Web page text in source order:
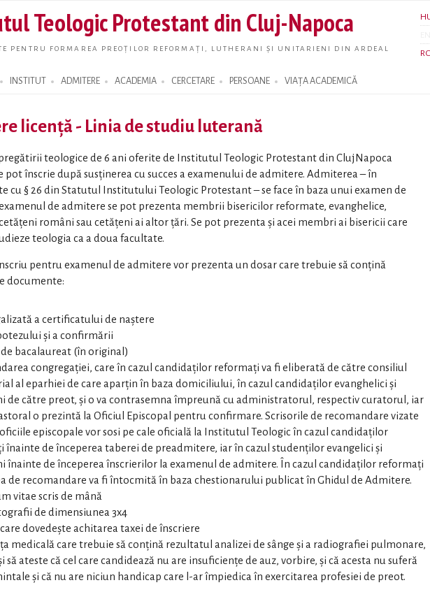
main
content
Teologic Protestant din Cluj-Napoca
PENTRU FORMAREA PREOȚILOR REFORMAȚI, LUTHERANI ȘI UNITARIENI DIN ARDEAL
INSTITUT ADMITERE ACADEMIA CERCETARE PERSOANE VIAȚA ACADEMICĂ
licență - Linia de studiu luterană
pregătirii teologice de 6 ani oferite de Institutul Teologic Protestant din ClujNapoca
pot înscrie după susţinerea cu succes a examenului de admitere. Admiterea – în
cu § 26 din Statutul Institutului Teologic Protestant – se face în baza unui examen de
de admitere se pot prezenta membrii bisericilor reformate, evanghelice,
români sau cetăţeni ai altor ţări. Se pot prezenta şi acei membri ai bisericii care
teologia ca a doua facultate.
pentru examenul de admitere vor prezenta un dosar care trebuie să conţină
documente:
a certificatului de naştere
şi a confirmării
bacalaureat (în original)
congregaţiei, care în cazul candidaţilor reformaţi va fi eliberată de către consiliul
al eparhiei de care aparţin în baza domiciliului, în cazul candidaţilor evanghelici şi
de către preot, şi o va contrasemna împreună cu administratorul, respectiv curatorul, iar
o prezintă la Oficiul Episcopal pentru confirmare. Scrisorile de recomandare vizate
episcopale vor sosi pe cale oficială la Institutul Teologic în cazul candidaţilor
înainte de începerea taberei de preadmitere, iar în cazul studenţilor evangelici şi
înainte de începerea înscrierilor la examenul de admitere. În cazul candidaţilor reformaţi
de recomandare va fi întocmită în baza chestionarului publicat în Ghidul de Admitere.
vitae scris de mână
de dimensiunea 3x4
dovedește achitarea taxei de înscriere
medicală care trebuie să conțină rezultatul analizei de sânge şi a radiografiei pulmonare,
să ateste că cel care candidează nu are insuficienţe de auz, vorbire, şi că acesta nu suferă
şi că nu are niciun handicap care l-ar împiedica în exercitarea profesiei de preot.